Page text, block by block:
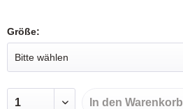
Größe:
In den Warenkorb